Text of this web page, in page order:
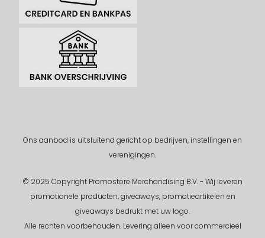
Ons aanbod is uitsluitend gericht op bedrijven, instellingen en
verenigingen.
© 2025 Copyright Promostore Merchandising B.V. - Wij leveren
promotionele producten, giveaways, promotieartikelen en
giveaways bedrukt met uw logo.
Alle rechten voorbehouden.Levering alleen voor commercieel